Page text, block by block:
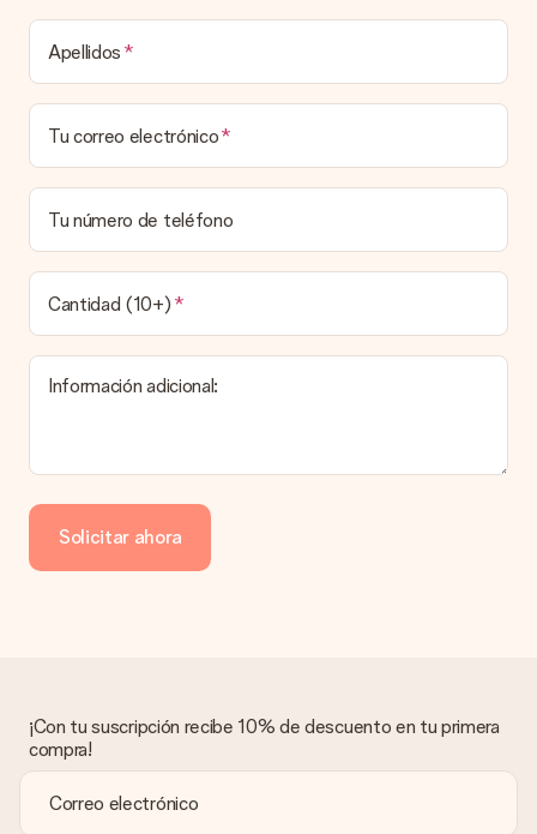
Tiempo de entrega, opciones de entrega y
costos de envío.
¿Puedo elegir una fecha de entrega?
Elegir la fecha exacta de entrega no es posible. Una vez
personalizado y completado tu pedido, recibirás una
confirmación con las fechas estimadas de entrega. Una vez
que el pedido haya sido enviado, será la empresa de
transportes la encargada de entregar el regalo.
¿Cuál es el tiempo de entrega y cuándo recibo mi
obsequio?
El tiempo de entrega se puede encontrar en la página del
producto del regalo.
¿Cómo puedo pagar mi pedido?
de crédito o transferencia bancaria. En caso de elegir
transferencia bancaria, ten en cuenta 3 días adicionales para la
entrega de tu regalo.
asunto contigo. Ponte en contacto con nuestro equipo de
atención al cliente por teléfono, correo electrónico o chat y
buscaremos una solución adecuada para ti.
¿Se envía la factura junto con el pedido?
Apellidos
Tu correo electrónico
Tu número de teléfono
Cantidad (10+)
Información adicional:
Solicitar ahora
¡Con tu suscripción recibe 10% de descuento en tu primera
compra!